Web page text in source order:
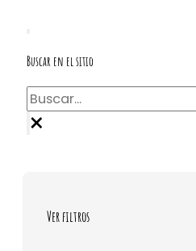
Buscar en el sitio
Buscar
×
Ver filtros